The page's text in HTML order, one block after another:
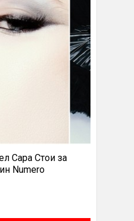
Сара Стои за
Numero